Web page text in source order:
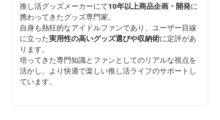
推し活グッズメーカーにて10年以上商品企画・開発に
携わってきたグッズ専門家。
自身も熱狂的なアイドルファンであり、ユーザー目線
に立った実用性の高いグッズ選びや収納術に定評があ
ります。
培ってきた専門知識とファンとしてのリアルな視点を
活かし、より快適で楽しい推し活ライフのサポートし
ています。